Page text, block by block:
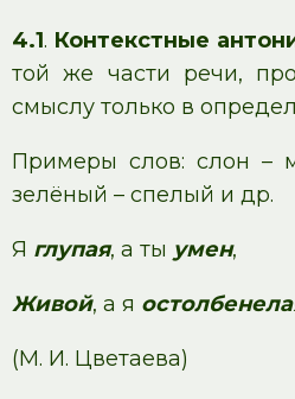
4.1. Контекстные
той же части речи,
смыслу только в
Примеры слов: слон –
зелёный – спелый и др.
Я глупая, а ты умен,
Живой, а я
(М. И. Цветаева)